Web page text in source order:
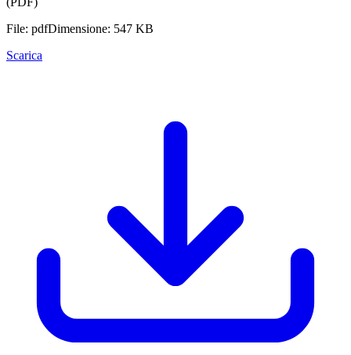
File: pdfDimensione: 547 KB
Scarica